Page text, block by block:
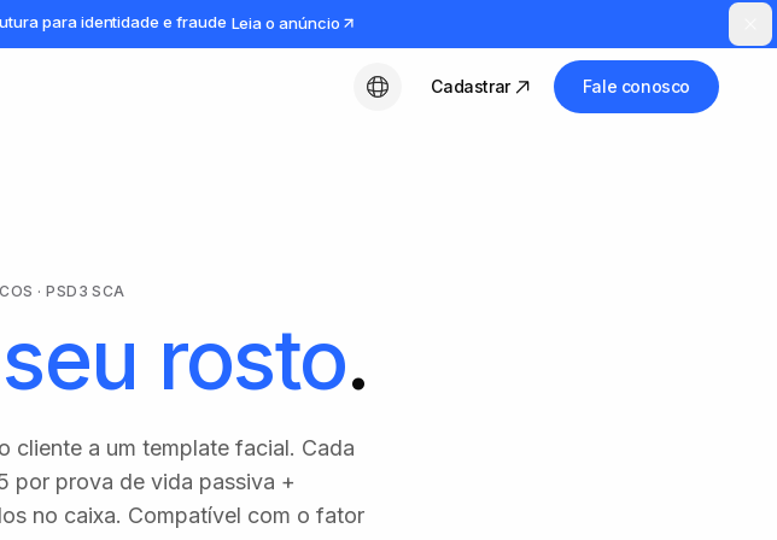
para identidade e fraude Leia o anúncio
Português (BR)
Cadastrar Fale conosco
· PSD3 SCA
seu rosto.
cliente a um template facial. Cada
por prova de vida passiva +
no caixa. Compatível com o fator